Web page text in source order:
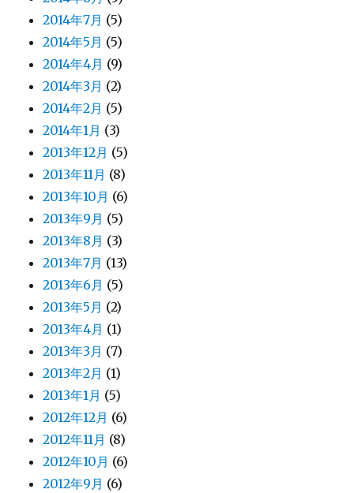
2014年7月 (5)
2014年5月 (5)
2014年4月 (9)
2014年3月 (2)
2014年2月 (5)
2014年1月 (3)
2013年12月 (5)
2013年11月 (8)
2013年10月 (6)
2013年9月 (5)
2013年8月 (3)
2013年7月 (13)
2013年6月 (5)
2013年5月 (2)
2013年4月 (1)
2013年3月 (7)
2013年2月 (1)
2013年1月 (5)
2012年12月 (6)
2012年11月 (8)
2012年10月 (6)
2012年9月 (6)